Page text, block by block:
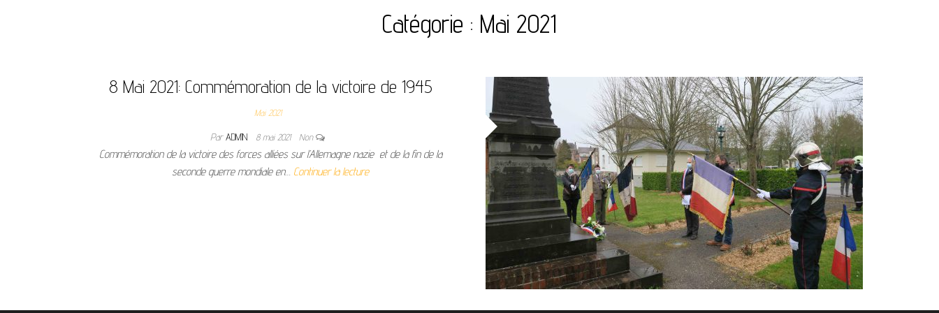
Catégorie : Mai 2021
8 Mai 2021: Commémoration de la victoire de 1945
Mai 2021
ParADMIN 8 mai 2021 Non
Commémoration de la victoire des forces alliées sur l’Allemagne nazie et de la fin de la
seconde guerre mondiale en… Continuer la lecture